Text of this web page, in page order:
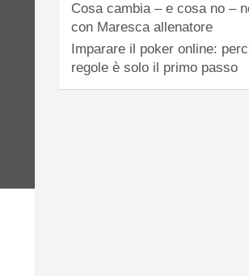
Cosa cambia – e cosa no –
con Maresca allenatore
Imparare il poker online:
regole è solo il primo passo